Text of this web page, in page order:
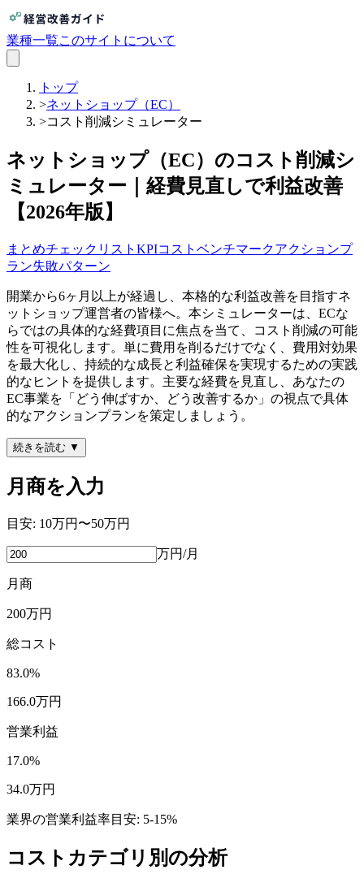
業種一覧このサイトについて
トップ
>ネットショップ（EC）
>コスト削減シミュレーター
ネットショップ（EC）のコスト削減シ
ミュレーター｜経費見直しで利益改善
【2026年版】
まとめチェックリスト KPIコスト ベンチマークアクションプ
ラン失敗パターン
開業から6ヶ月以上が経過し、本格的な利益改善を目指すネ
ットショップ運営者の皆様へ。本シミュレーターは、ECな
らではの具体的な経費項目に焦点を当て、コスト削減の可能
性を可視化します。単に費用を削るだけでなく、費用対効果
を最大化し、持続的な成長と利益確保を実現するための実践
的なヒントを提供します。主要な経費を見直し、あなたの
EC事業を「どう伸ばすか、どう改善するか」の視点で具体
的なアクションプランを策定しましょう。
続きを読む ▼
月商を入力
目安: 10万円〜50万円
万円/月
月商
200万円
総コスト
83.0%
166.0万円
営業利益
17.0%
34.0万円
業界の営業利益率目安: 5-15%
コストカテゴリ別の分析